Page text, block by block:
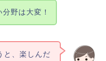
野は大変！
と、楽しんだ